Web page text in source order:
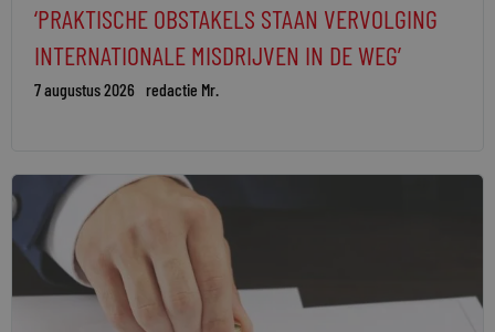
‘PRAKTISCHE OBSTAKELS STAAN VERVOLGING
INTERNATIONALE MISDRIJVEN IN DE WEG’
7 augustus 2026 redactie Mr.